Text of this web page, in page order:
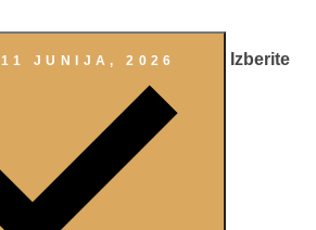
11 JUNIJA, 2026 Izberite